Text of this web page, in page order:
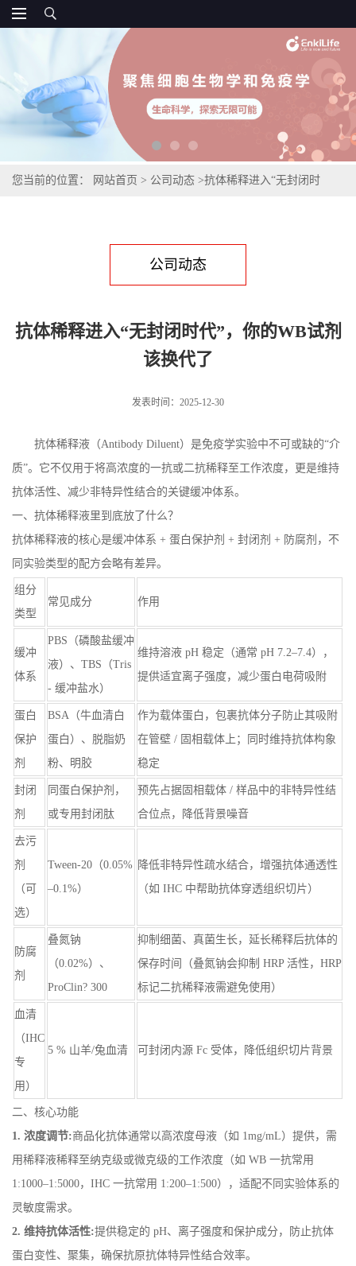
您当前的位置： 网站首页 > 公司动态 >抗体稀释进入“无封闭时
公司动态
抗体稀释进入“无封闭时代”，你的WB试剂
该换代了
发表时间：2025-12-30
抗体稀释液（Antibody Diluent）是免疫学实验中不可或缺的“介
质”。它不仅用于将高浓度的一抗或二抗稀释至工作浓度，更是维持
抗体活性、减少非特异性结合的关键缓冲体系。
一、抗体稀释液里到底放了什么？
抗体稀释液的核心是缓冲体系 + 蛋白保护剂 + 封闭剂 + 防腐剂，不
同实验类型的配方会略有差异。
组分
类型
常见成分 作用
缓冲
体系
PBS（磷酸盐缓冲
液）、TBS（Tris
- 缓冲盐水）
维持溶液 pH 稳定（通常 pH 7.2–7.4），
提供适宜离子强度，减少蛋白电荷吸附
蛋白
保护
剂
BSA（牛血清白
蛋白）、脱脂奶
粉、明胶
作为载体蛋白，包裹抗体分子防止其吸附
在管壁 / 固相载体上；同时维持抗体构象
稳定
封闭
剂
同蛋白保护剂，
或专用封闭肽
预先占据固相载体 / 样品中的非特异性结
合位点，降低背景噪音
去污
剂
（可
选）
Tween-20（0.05%
–0.1%）
降低非特异性疏水结合，增强抗体通透性
（如 IHC 中帮助抗体穿透组织切片）
防腐
剂
叠氮钠
（0.02%）、
ProClin? 300
抑制细菌、真菌生长，延长稀释后抗体的
保存时间（叠氮钠会抑制 HRP 活性，HRP
标记二抗稀释液需避免使用）
血清
（IHC
专
用）
5 % 山羊/兔血清 可封闭内源 Fc 受体，降低组织切片背景
二、核心功能
1. 浓度调节:商品化抗体通常以高浓度母液（如 1mg/mL）提供，需
用稀释液稀释至纳克级或微克级的工作浓度（如 WB 一抗常用
1:1000–1:5000，IHC 一抗常用 1:200–1:500），适配不同实验体系的
灵敏度需求。
2. 维持抗体活性:提供稳定的 pH、离子强度和保护成分，防止抗体
蛋白变性、聚集，确保抗原抗体特异性结合效率。